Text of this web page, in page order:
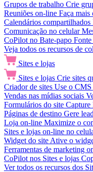
Grupos de trabalho Crie
Reuniões on-line Faça mais
Calendários compartilhados
Comunicação no celular
CoPilot no Bate-papo
Veja todos os recursos de
Sites e lojas
Sites e lojas Crie sites
Criador de sites Use o CMS
Vendas nas mídias sociais
Formulários do site Capture
Páginas de destino Gere
Loja on-line Maximize o
Sites e lojas on-line no
Widget do site Ative o
Ferramentas de marketing
CoPilot nos Sites e lojas
Ver todos os recursos dos